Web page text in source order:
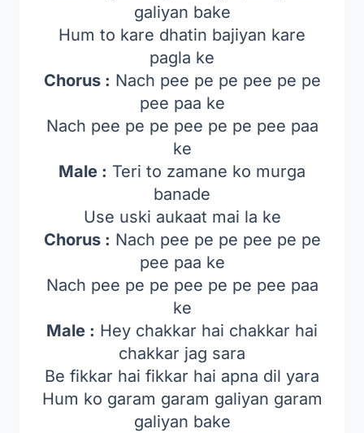
galiyan bake
Hum to kare dhatin bajiyan kare
pagla ke
Chorus : Nach pee pe pe pee pe pe
pee paa ke
Nach pee pe pe pee pe pe pee paa
ke
Male : Teri to zamane ko murga
banade
Use uski aukaat mai la ke
Chorus : Nach pee pe pe pee pe pe
pee paa ke
Nach pee pe pe pee pe pe pee paa
ke
Male : Hey chakkar hai chakkar hai
chakkar jag sara
Be fikkar hai fikkar hai apna dil yara
Hum ko garam garam galiyan garam
galiyan bake